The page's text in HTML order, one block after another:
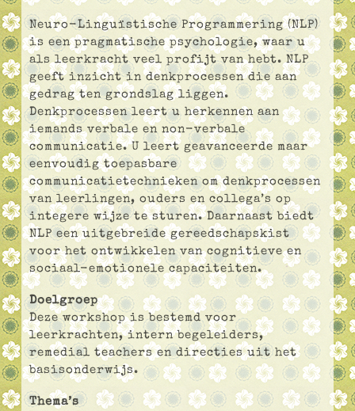
Neuro-Linguïstische Programmering (NLP)
is een pragmatische psychologie, waar u
als leerkracht veel profijt van hebt. NLP
geeft inzicht in denkprocessen die aan
gedrag ten grondslag liggen.
Denkprocessen leert u herkennen aan
iemands verbale en non-verbale
communicatie. U leert geavanceerde maar
eenvoudig toepasbare
communicatietechnieken om denkprocessen
van leerlingen, ouders en collega’s op
integere wijze te sturen. Daarnaast biedt
NLP een uitgebreide gereedschapskist
voor het ontwikkelen van cognitieve en
sociaal-emotionele capaciteiten.
Doelgroep
Deze workshop is bestemd voor
leerkrachten, intern begeleiders,
remedial teachers en directies uit het
basisonderwijs.
Thema’s